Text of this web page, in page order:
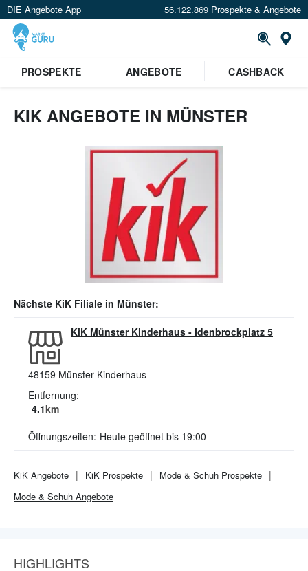
DIE Angebote App 56.122.869 Prospekte & Angebote
PROSPEKTE
ANGEBOTE CASHBACK
KIK ANGEBOTE IN MÜNSTER
Nächste KiK Filiale in Münster:
KiK Münster Kinderhaus - Idenbrockplatz 5
48159 Münster Kinderhaus
Entfernung:
4.1km
Öffnungszeiten: Heute geöffnet bis 19:00
KiK Angebote KiK Prospekte Mode & Schuh Prospekte
Mode & Schuh Angebote
HIGHLIGHTS